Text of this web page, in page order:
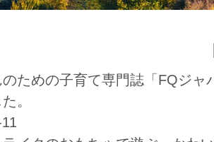
ための子育て専門誌「FQジ
。